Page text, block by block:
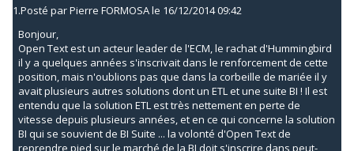
1.Posté parPierre FORMOSAle 16/12/2014 09:42
Bonjour,
Open Text est un acteur leader de l'ECM, le rachat d'Hummingbird
il y a quelques années s'inscrivait dans le renforcement de cette
position, mais n'oublions pas que dans la corbeille de mariée il y
avait plusieurs autres solutions dont un ETL et une suite BI ! Il est
entendu que la solution ETL est très nettement en perte de
vitesse depuis plusieurs années, et en ce qui concerne la solution
BI qui se souvient de BI Suite ... la volonté d'Open Text de
reprendre pied sur le marché de la BI doit s'inscrire dans peut-